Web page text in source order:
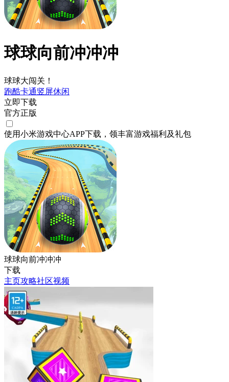
球球向前冲冲冲
球球大闯关！
跑酷卡通竖屏休闲
立即下载
官方正版
使用小米游戏中心APP下载 ，领丰富游戏福利 及礼包
球球向前冲冲冲
下载
主页攻略社区视频